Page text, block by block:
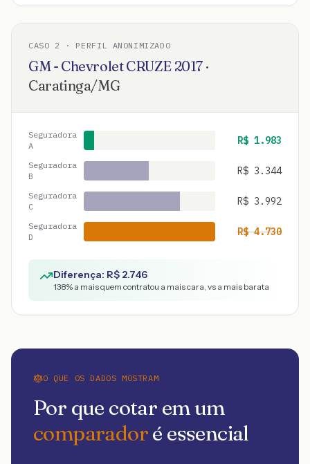
CASO 2 · PERFIL ANONIMIZADO
GM - ChevroletCRUZE 2017 ·
Caratinga/MG
Seguradora
A
R$ 1.983
Seguradora
B
R$ 3.344
Seguradora
C
R$ 3.992
Seguradora
D
R$4.730
Diferença: R$ 2.746
138% a mais quem contratou a mais cara, vs a mais barata
O QUE OS DADOS MOSTRAM
Por que cotar em um
comparadoré essencial